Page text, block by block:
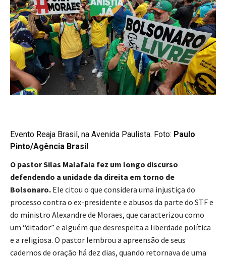
Evento Reaja Brasil, na Avenida Paulista. Foto: Paulo
Pinto/Agência Brasil
O pastor Silas Malafaia fez um longo discurso
defendendo a unidade da direita em torno de
Bolsonaro. Ele citou o que considera uma injustiça do
processo contra o ex-presidente e abusos da parte do STF e
do ministro Alexandre de Moraes, que caracterizou como
um “ditador” e alguém que desrespeita a liberdade política
e a religiosa. O pastor lembrou a apreensão de seus
cadernos de oração há dez dias, quando retornava de uma